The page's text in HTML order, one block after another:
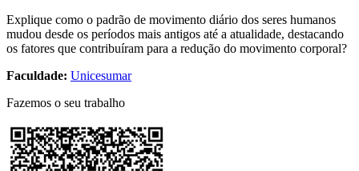
Explique como o padrão de movimento diário dos seres humanos
mudou desde os períodos mais antigos até a atualidade, destacando
os fatores que contribuíram para a redução do movimento corporal?
Faculdade: Unicesumar
Fazemos o seu trabalho